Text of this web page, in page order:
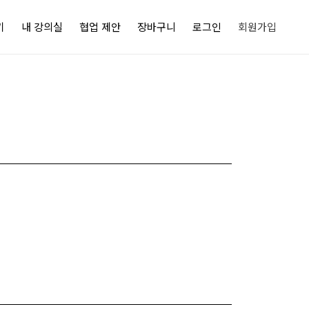
내 강의실 협업 제안 장바구니 로그인 회원가입